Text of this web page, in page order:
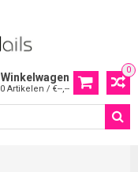
0
Winkelwagen
0 Artikelen / €--,--